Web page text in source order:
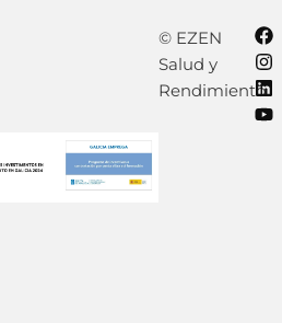
© EZEN
Salud y
Rendimiento